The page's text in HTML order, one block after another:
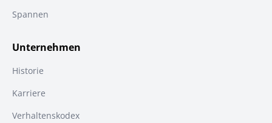
Spannen
Unternehmen
Historie
Karriere
Verhaltenskodex